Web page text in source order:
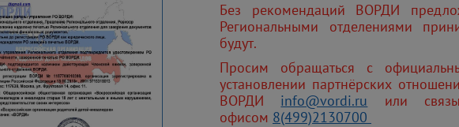
Без рекомендаций ВОРДИ
Региональными отделениями
будут.
Просим обращаться с
установлении партнёрских
ВОРДИ info@vordi.ru или
офисом 8(499)2130700